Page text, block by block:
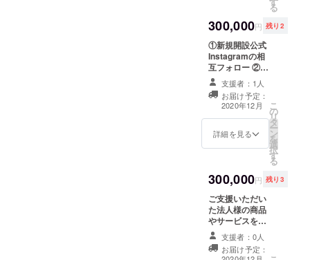
ーー
ください ※企画
撮影同伴/記念撮
影 ・日時 ：
別途確定できし
だい、個別ご連
絡いたします。
・交通費 ：実
費になりますの
で、ご了承くだ
束時間：約30分
~1時間 ※企画の
定できしだい、
個別ご連絡いた
します。 ・提案
方法：電話 or オ
ンライン会議
ーーーーーーー
ーーーーーーー
の相互フォロー
備考欄に必ず
Instagramアカ
ウント名を明記
ください 必要の
ない場合は「必
要無し」と明記
ください 突破記
念感謝祭に招待
開催日時：未定
（チャンネル登
催場所：東京 ※
交通費 ：全額
負担いたしま
す。 ※当日の飲
食代はリターン
費用に含まれま
すので費用はか
かりません。 ※
る
300,000円 残り2
①新規開設公式
Instagramの相
互フォロー ②
チャンネル登録
者50万人突破記
念感謝祭にVIP特
別招待 ③あなた
の商品やサービ
スなど広告した
ーーーーーーー
ーーーーーーー
ーーーーーーー
ーー ※新規開設
公式Instagram
の相互フォロー
備考欄に必ず
Instagramアカ
支援者：1人
お届け予定：
2020年12月
詳細を見る
こ
の
リ
タ
ー
ン
を
選
択
す
る
300,000円 残り3
ご支援いただい
た法人様の商品
やサービスを
YouTubeチャン
ネルにて面白く
紹介させていた
支援者：0人
お届け予定：